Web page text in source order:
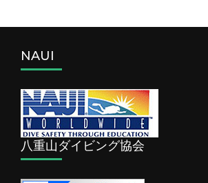
NAUI
八重山ダイビング協会